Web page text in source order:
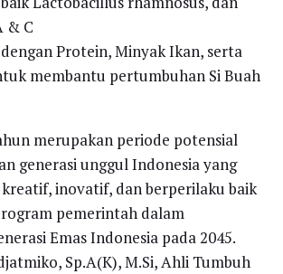
& C
Protein, Minyak Ikan, serta
membantu pertumbuhan Si Buah
merupakan periode potensial
generasi unggul Indonesia yang
inovatif, dan berperilaku baik
pemerintah dalam
Emas Indonesia pada 2045.
Sp.A(K), M.Si, Ahli Tumbuh